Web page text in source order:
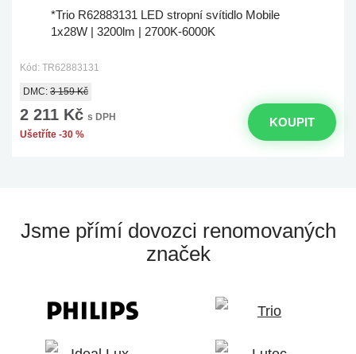
*Trio R62883131 LED stropní svítidlo Mobile
1x28W | 3200lm | 2700K-6000K
Kód: TR62883131
DMC: 3 159 Kč
2 211 Kč s DPH
Ušetříte -30 %
KOUPIT
Jsme přímí dovozci renomovaných
značek